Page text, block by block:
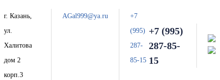
г. Казань,
ул.
Халитова
дом 2
корп.3
AGal999@ya.ru
+7
(995)
287-
85-15
+7 (995)
287-85-
15